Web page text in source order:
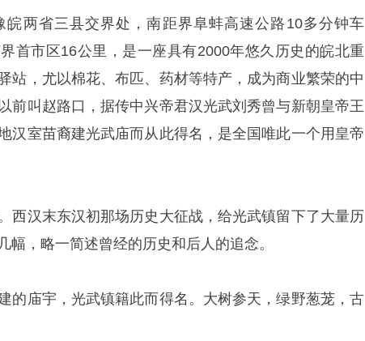
皖两省三县交界处，南距界阜蚌高速公路10多分钟车
首市区16公里，是一座具有2000年悠久历史的皖北重
站，尤以棉花、布匹、药材等特产，成为商业繁荣的中
前叫赵路口，据传中兴帝君汉光武刘秀曾与新朝皇帝王
汉室苗裔建光武庙而从此得名，是全国唯此一个用皇帝
西汉末东汉初那场历史大征战，给光武镇留下了大量历
幅，略一简述曾经的历史和后人的追念。
的庙宇，光武镇籍此而得名。大树参天，绿野葱茏，古